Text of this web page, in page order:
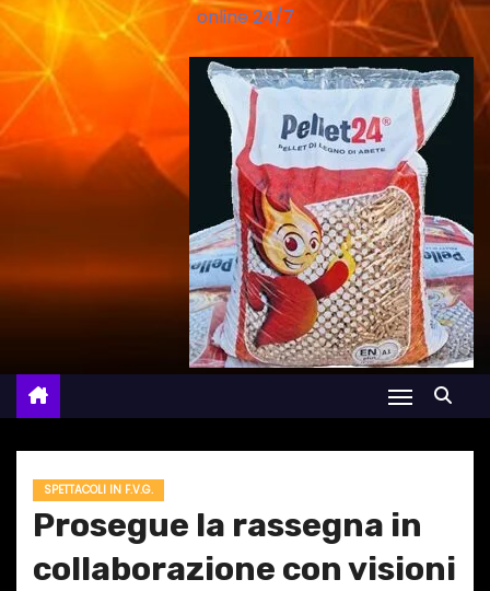
online 24/7
SPETTACOLI IN F.V.G.
Prosegue la rassegna in
collaborazione con visioni